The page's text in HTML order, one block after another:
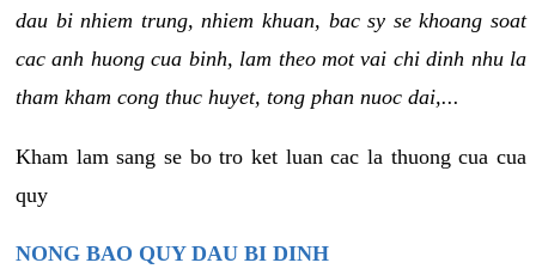
dau bi nhiem trung, nhiem khuan, bac sy se khoang soat
cac anh huong cua binh, lam theo mot vai chi dinh nhu la
tham kham cong thuc huyet, tong phan nuoc dai,...
Kham lam sang se bo tro ket luan cac la thuong cua cua
quy
NONG BAO QUY DAU BI DINH